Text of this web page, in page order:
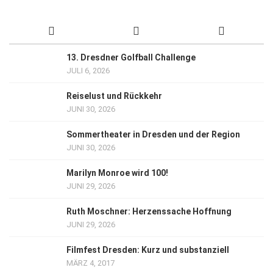
13. Dresdner Golfball Challenge
JULI 6, 2026
Reiselust und Rückkehr
JUNI 30, 2026
Sommertheater in Dresden und der Region
JUNI 30, 2026
Marilyn Monroe wird 100!
JUNI 29, 2026
Ruth Moschner: Herzenssache Hoffnung
JUNI 29, 2026
Filmfest Dresden: Kurz und substanziell
MÄRZ 4, 2017